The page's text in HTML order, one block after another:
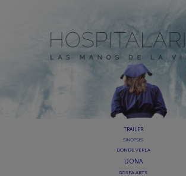
TRAILER
SINOPSIS
DONDE VERLA
DONA
GOSPA ARTS